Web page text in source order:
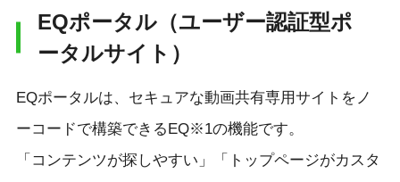
EQポータル（ユーザー認証型ポ
ータルサイト）
EQポータルは、セキュアな動画共有専用サイトをノ
ーコードで構築できるEQ※1の機能です。
「コンテンツが探しやすい」「トップページがカスタ